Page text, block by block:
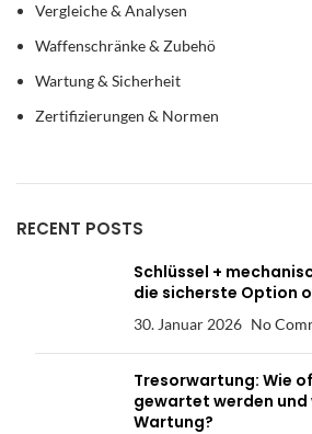
Vergleiche & Analysen
Waffenschränke & Zubehö
Wartung & Sicherheit
Zertifizierungen & Normen
RECENT POSTS
Schlüssel +
die sicherste Option
30. Januar 2026 No
Tresorwartung: Wie
gewartet werden
Wartung?